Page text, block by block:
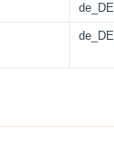
de_DE
de_DE